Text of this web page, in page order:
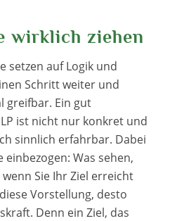
wirklich ziehen
setzen auf Logik und
Schritt weiter und
greifbar. Ein gut
ist nicht nur konkret und
sinnlich erfahrbar. Dabei
Was sehen,
Sie Ihr Ziel erreicht
Vorstellung, desto
Denn ein Ziel, das